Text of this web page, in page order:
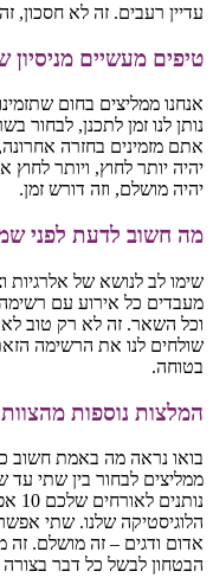
עדיין רעבים. זה לא חסכון,
טיפים מעשיים מניסיון
אנחנו ממליצים בחום
נותן לנו זמן לתכנן, לבחור
אתם מזמינים בחזרה
יהיה יותר לחוץ, ויותר
יהיה מושלם, וזה דורש זמן.
מה חשוב לדעת לפני
שימו לב לנושא של אלרגיות
מעבדים כל אירוע עם
וכל השאר. זה לא רק טוב
שולחים לנו את הרשימה
בטוחה.
המלצות נוספות
בואו נראה מה באמת חשוב
ממליצים לבחור בין שתי
הלוגיסטיקה שלנו. שתי
אדום ודגים – זה מושלם. זה
הבטחון לבשל כל דבר